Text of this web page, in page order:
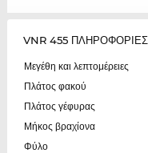
VNR 455
Μεγέθη και λεπτομέρειες
Πλάτος φακού
Πλάτος γέφυρας
Μήκος βραχίονα
Φύλο